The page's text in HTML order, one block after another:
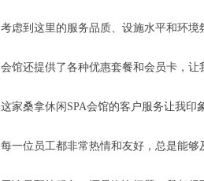
考虑到这里的服务品质、设施水平和环境
会馆还提供了各种优惠套餐和会员卡，
这家桑拿休闲SPA会馆的客户服务让我印
每一位员工都非常热情和友好，总是能够